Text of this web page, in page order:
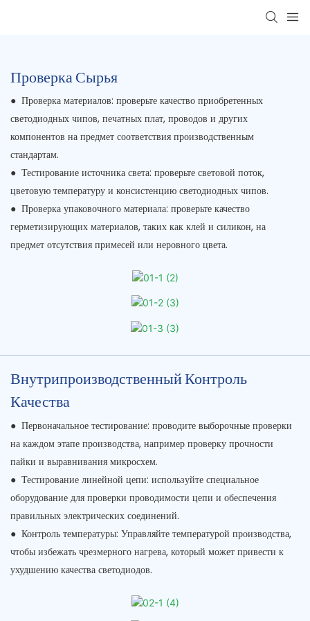
Проверка Сырья
● Проверка материалов: проверьте качество приобретенных
светодиодных чипов, печатных плат, проводов и других
компонентов на предмет соответствия производственным
стандартам.
● Тестирование источника света: проверьте световой поток,
цветовую температуру и консистенцию светодиодных чипов.
● Проверка упаковочного материала: проверьте качество
герметизирующих материалов, таких как клей и силикон, на
предмет отсутствия примесей или неровного цвета.
Внутрипроизводственный Контроль
Качества
● Первоначальное тестирование: проводите выборочные проверки
на каждом этапе производства, например проверку прочности
пайки и выравнивания микросхем.
● Тестирование линейной цепи: используйте специальное
оборудование для проверки проводимости цепи и обеспечения
правильных электрических соединений.
● Контроль температуры: Управляйте температурой производства,
чтобы избежать чрезмерного нагрева, который может привести к
ухудшению качества светодиодов.